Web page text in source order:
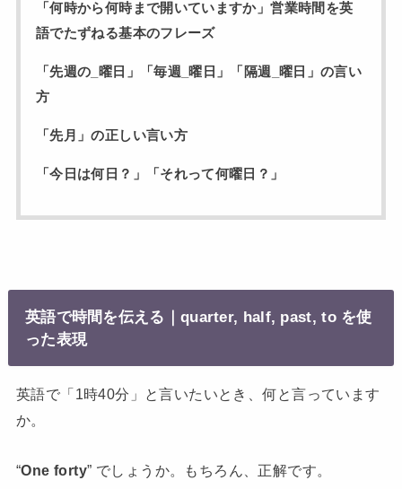
「何時から何時まで開いていますか」営業時間を英
語でたずねる基本のフレーズ
「先週の_曜日」「毎週_曜日」「隔週_曜日」の言い
方
「先月」の正しい言い方
「今日は何日？」「それって何曜日？」
英語で時間を伝える｜quarter, half, past, to を使
った表現
英語で「1時40分」と言いたいとき、何と言っています
か。
“One forty” でしょうか。もちろん、正解です。